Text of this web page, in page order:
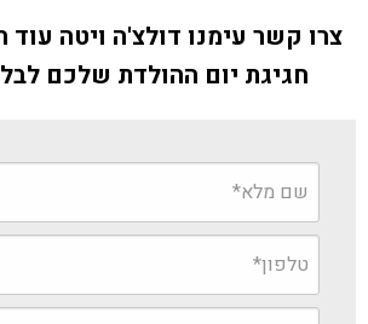
צרו קשר עימנו דולצ'ה ויטה עוד
חגיגת יום ההולדת שלכם